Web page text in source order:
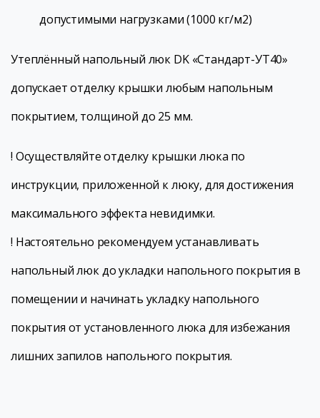
допустимыми нагрузками (1000 кг/м2)
Утеплённый напольный люк DK «Стандарт-УТ40»
допускает отделку крышки любым напольным
покрытием, толщиной до 25 мм.
! Осуществляйте отделку крышки люка по
инструкции, приложенной к люку, для достижения
максимального эффекта невидимки.
! Настоятельно рекомендуем устанавливать
напольный люк до укладки напольного покрытия в
помещении и начинать укладку напольного
покрытия от установленного люка для избежания
лишних запилов напольного покрытия.